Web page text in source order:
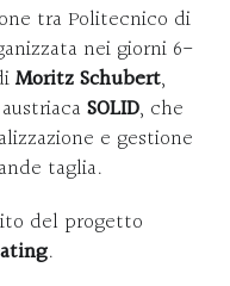
tra Politecnico di
nei giorni 6-
Moritz Schubert,
SOLID, che
e gestione
taglia.
del progetto
.